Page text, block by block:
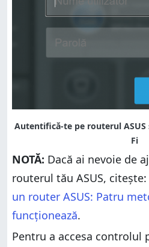
NOTĂ: Dacă ai nevoie de
routerul tău ASUS, citește:
un router ASUS: Patru
funcționează.
Pentru a accesa controlul